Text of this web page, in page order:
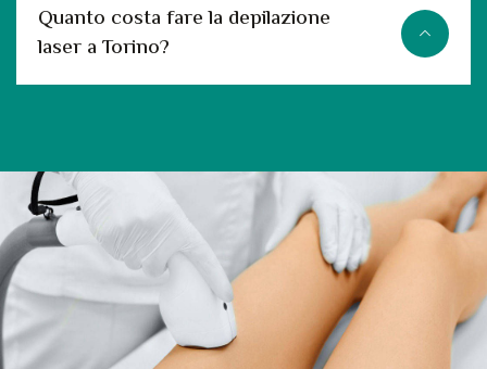
Quanto costa fare la depilazione
laser a Torino?